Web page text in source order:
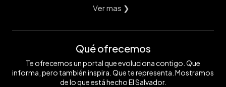
Ver mas ❯
Qué ofrecemos
Te ofrecemos un portal que evoluciona contigo. Que
informa, pero también inspira. Que te representa. Mostramos
de lo que está hecho El Salvador.